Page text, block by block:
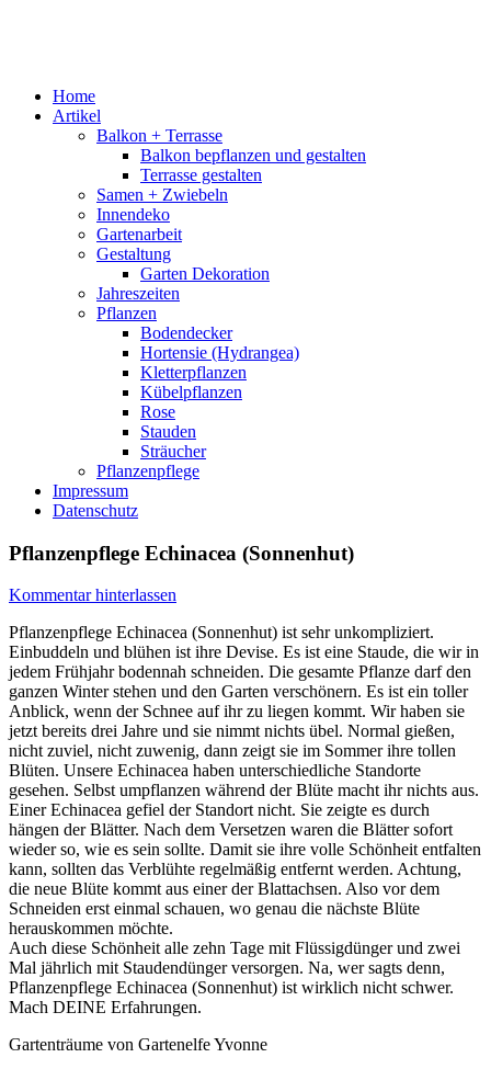
Home
Artikel
Balkon + Terrasse
Balkon bepflanzen und gestalten
Terrasse gestalten
Samen + Zwiebeln
Innendeko
Gartenarbeit
Gestaltung
Garten Dekoration
Jahreszeiten
Pflanzen
Bodendecker
Hortensie (Hydrangea)
Kletterpflanzen
Kübelpflanzen
Rose
Stauden
Sträucher
Pflanzenpflege
Impressum
Datenschutz
Pflanzenpflege Echinacea (Sonnenhut)
Kommentar hinterlassen
Pflanzenpflege Echinacea (Sonnenhut) ist sehr unkompliziert.
Einbuddeln und blühen ist ihre Devise. Es ist eine Staude, die wir in
jedem Frühjahr bodennah schneiden. Die gesamte Pflanze darf den
ganzen Winter stehen und den Garten verschönern. Es ist ein toller
Anblick, wenn der Schnee auf ihr zu liegen kommt. Wir haben sie
jetzt bereits drei Jahre und sie nimmt nichts übel. Normal gießen,
nicht zuviel, nicht zuwenig, dann zeigt sie im Sommer ihre tollen
Blüten. Unsere Echinacea haben unterschiedliche Standorte
gesehen. Selbst umpflanzen während der Blüte macht ihr nichts aus.
Einer Echinacea gefiel der Standort nicht. Sie zeigte es durch
hängen der Blätter. Nach dem Versetzen waren die Blätter sofort
wieder so, wie es sein sollte. Damit sie ihre volle Schönheit entfalten
kann, sollten das Verblühte regelmäßig entfernt werden. Achtung,
die neue Blüte kommt aus einer der Blattachsen. Also vor dem
Schneiden erst einmal schauen, wo genau die nächste Blüte
herauskommen möchte.
Auch diese Schönheit alle zehn Tage mit Flüssigdünger und zwei
Mal jährlich mit Staudendünger versorgen. Na, wer sagts denn,
Pflanzenpflege Echinacea (Sonnenhut) ist wirklich nicht schwer.
Mach DEINE Erfahrungen.
Gartenträume von Gartenelfe Yvonne